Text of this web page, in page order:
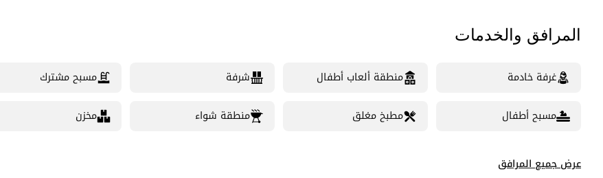
المرافق والخدمات
غرفة خادمة منطقة ألعاب أطفال شرفة مسبح مشترك
مسبح أطفال مطبخ مغلق منطقة شواء مخزن
عرض جميع المرافق